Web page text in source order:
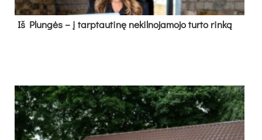
Iš Plungės – į tarptautinę nekilnojamojo turto rinką